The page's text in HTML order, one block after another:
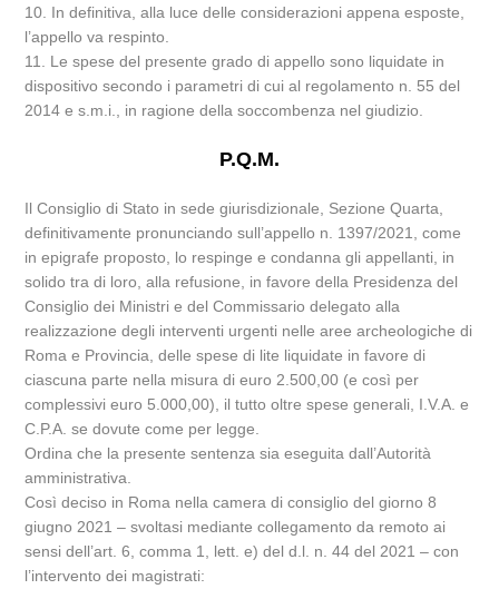
10. In definitiva, alla luce delle considerazioni appena esposte,
l’appello va respinto.
11. Le spese del presente grado di appello sono liquidate in
dispositivo secondo i parametri di cui al regolamento n. 55 del
2014 e s.m.i., in ragione della soccombenza nel giudizio.
P.Q.M.
Il Consiglio di Stato in sede giurisdizionale, Sezione Quarta,
definitivamente pronunciando sull’appello n. 1397/2021, come
in epigrafe proposto, lo respinge e condanna gli appellanti, in
solido tra di loro, alla refusione, in favore della Presidenza del
Consiglio dei Ministri e del Commissario delegato alla
realizzazione degli interventi urgenti nelle aree archeologiche di
Roma e Provincia, delle spese di lite liquidate in favore di
ciascuna parte nella misura di euro 2.500,00 (e così per
complessivi euro 5.000,00), il tutto oltre spese generali, I.V.A. e
C.P.A. se dovute come per legge.
Ordina che la presente sentenza sia eseguita dall’Autorità
amministrativa.
Così deciso in Roma nella camera di consiglio del giorno 8
giugno 2021 – svoltasi mediante collegamento da remoto ai
sensi dell’art. 6, comma 1, lett. e) del d.l. n. 44 del 2021 – con
l’intervento dei magistrati: